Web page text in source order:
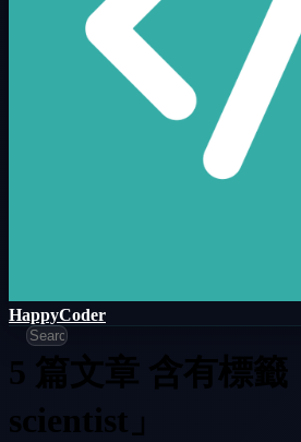
HappyCoder
5 篇文章 含有標籤
scientist」